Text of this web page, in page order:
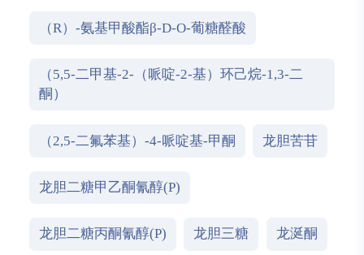
（R）-氨基甲酸酯β-D-O-葡糖醛酸
（5,5-二甲基-2-（哌啶-2-基）环己烷-1,3-二
酮）
（2,5-二氟苯基）-4-哌啶基-甲酮 龙胆苦苷
龙胆二糖甲乙酮氰醇(P)
龙胆二糖丙酮氰醇(P) 龙胆三糖 龙涎酮